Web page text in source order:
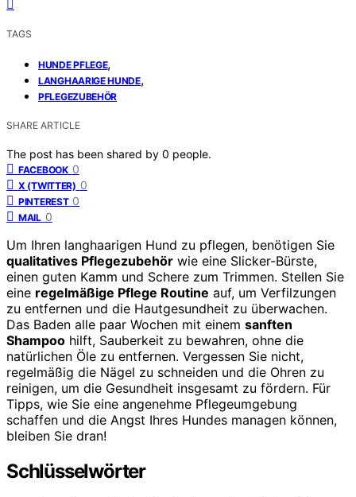
TAGS
HUNDE PFLEGE,
LANGHAARIGE HUNDE,
PFLEGEZUBEHÖR
SHARE ARTICLE
The post has been shared by 0 people.
FACEBOOK 0
X (TWITTER) 0
PINTEREST 0
MAIL 0
Um Ihren langhaarigen Hund zu pflegen, benötigen Sie
qualitatives Pflegezubehör wie eine Slicker-Bürste,
einen guten Kamm und Schere zum Trimmen. Stellen Sie
eine regelmäßige Pflege Routine auf, um Verfilzungen
zu entfernen und die Hautgesundheit zu überwachen.
Das Baden alle paar Wochen mit einem sanften
Shampoo hilft, Sauberkeit zu bewahren, ohne die
natürlichen Öle zu entfernen. Vergessen Sie nicht,
regelmäßig die Nägel zu schneiden und die Ohren zu
reinigen, um die Gesundheit insgesamt zu fördern. Für
Tipps, wie Sie eine angenehme Pflegeumgebung
schaffen und die Angst Ihres Hundes managen können,
bleiben Sie dran!
Schlüsselwörter